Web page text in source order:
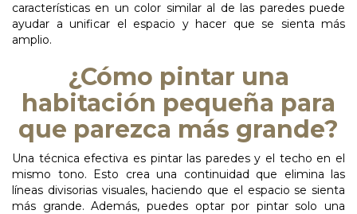
características en un color similar al de las paredes puede
ayudar a unificar el espacio y hacer que se sienta más
amplio.
¿Cómo pintar una
habitación pequeña para
que parezca más grande?
Una técnica efectiva es pintar las paredes y el techo en el
mismo tono. Esto crea una continuidad que elimina las
líneas divisorias visuales, haciendo que el espacio se sienta
más grande. Además, puedes optar por pintar solo una